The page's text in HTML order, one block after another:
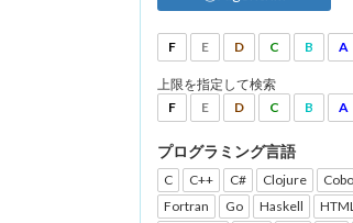
F E D C B A
上限を指定して検索
F
E D C B A
プログラミング言語
C C++ C# Clojure
Fortran
Go Haskell